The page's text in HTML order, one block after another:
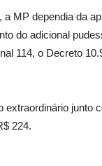
MP dependia da
do adicional
114, o Decreto
junto
224.